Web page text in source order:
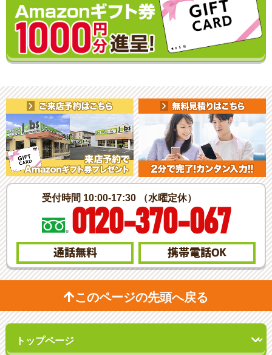
受付時間 10:00-17:30 （水曜定休）
0120-370-067
通話無料 携帯電話OK
このページの先頭へ戻る